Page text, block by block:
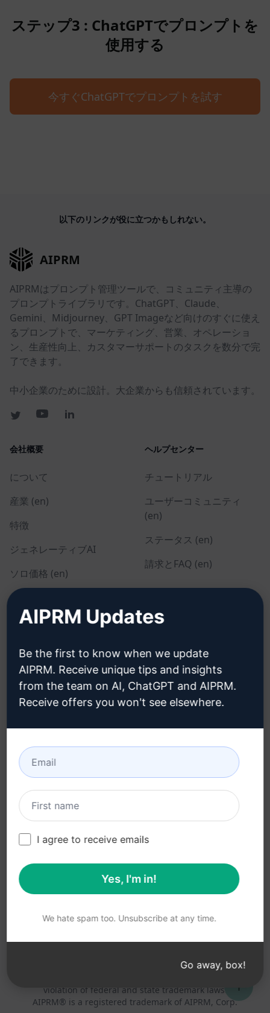
ステップ3 : ChatGPTでプロンプトを
使用する
今すぐChatGPTでプロンプトを試す
以下のリンクが役に立つかもしれない。
AIPRM
AIPRMはプロンプト管理ツールで、コミュニティ主導の
プロンプトライブラリです。ChatGPT、Claude、
Gemini、Midjourney、GPT Imageなど向けのすぐに使え
るプロンプトで、マーケティング、営業、オペレーショ
ン、生産性向上、カスタマーサポートのタスクを数分で完
了できます。
中小企業のために設計。大企業からも信頼されています。
会社概要
について
産業 (en)
特徴
ジェネレーティブAI
ソロ価格 (en)
チーム価格 (en)
Blog (en)
ヘルプセンター
チュートリアル
ユーザーコミュニティ
(en)
ステータス (en)
請求とFAQ (en)
リーガル
プライバシーポリシー
(en)
利用規定 (en)
利用規約 (en)
ブラウザ拡張機能用語
(en)
請求条件 (en)
ダウンロード
インストール方法
© 2026
All logos, trademarks, and registered trademarks are the
AIPRM and other related brand names are registered
laws.
and EU CTM EU18823472, EU18830896.
violation of federal and state trademark laws.
AIPRM® is a registered trademark of AIPRM, Corp.
↑
AIPRM Updates
Be the first to know when we update
AIPRM. Receive unique tips and insights
from the team on AI, ChatGPT and AIPRM.
Receive offers you won't see elsewhere.
I agree to receive emails
Yes, I'm in!
We hate spam too. Unsubscribe at any time.
Go away, box!